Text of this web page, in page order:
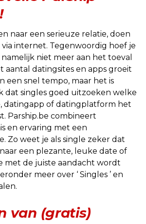
naar een serieuze relatie, doen
internet. Tegenwoordig hoef je
niet meer aan het toeval
aantal datingsites en apps groeit
een snel tempo, maar het is
dat singles goed uitzoeken welke
datingapp of datingplatform het
Parship.be combineert
en ervaring met een
Zo weet je als single zeker dat
een plezante, leuke date of
met de juiste aandacht wordt
meer over ‘ Singles ’ en
van (gratis)